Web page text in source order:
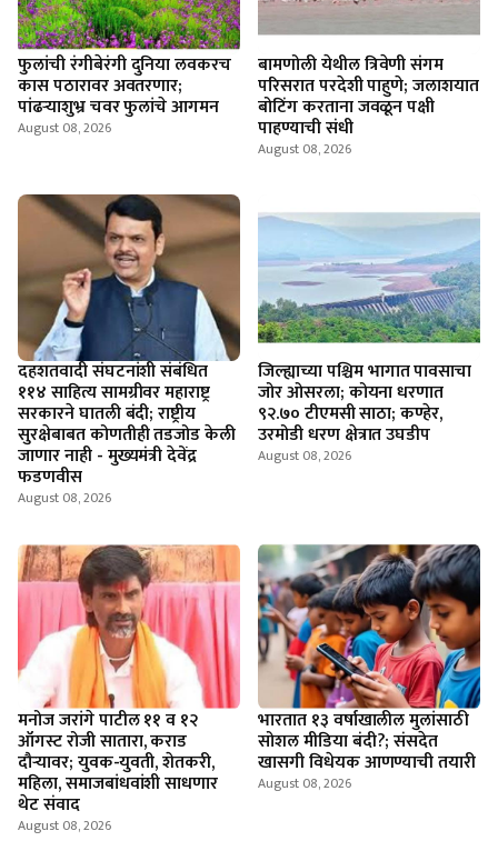
फुलांची रंगीबेरंगी दुनिया लवकरच
कास पठारावर अवतरणार;
पांढऱ्याशुभ्र चवर फुलांचे आगमन
August 08, 2026
बामणोली येथील त्रिवेणी संगम
परिसरात परदेशी पाहुणे; जलाशयात
बोटिंग करताना जवळून पक्षी
पाहण्याची संधी
August 08, 2026
दहशतवादी संघटनांशी संबंधित
११४ साहित्य सामग्रीवर महाराष्ट्र
सरकारने घातली बंदी; राष्ट्रीय
सुरक्षेबाबत कोणतीही तडजोड केली
जाणार नाही - मुख्यमंत्री देवेंद्र
फडणवीस
August 08, 2026
जिल्ह्याच्या पश्चिम भागात पावसाचा
जोर ओसरला; कोयना धरणात
९२.७० टीएमसी साठा; कण्हेर,
उरमोडी धरण क्षेत्रात उघडीप
August 08, 2026
मनोज जरांगे पाटील ११ व १२
ऑगस्ट रोजी सातारा, कराड
दौऱ्यावर; युवक-युवती, शेतकरी,
महिला, समाजबांधवांशी साधणार
थेट संवाद
August 08, 2026
भारतात १३ वर्षाखालील मुलांसाठी
सोशल मीडिया बंदी?; संसदेत
खासगी विधेयक आणण्याची तयारी
August 08, 2026